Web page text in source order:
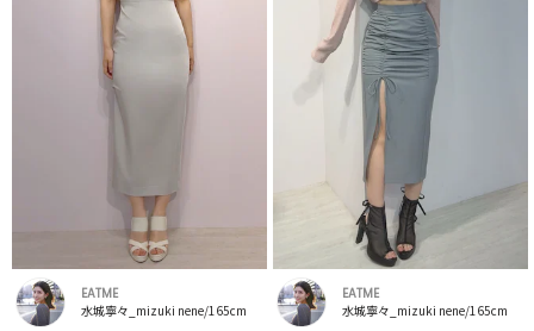
EATME
水城寧々_mizuki nene/165cm
EATME
水城寧々_mizuki nene/165cm